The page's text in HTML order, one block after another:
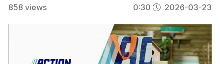
858 views 0:30 2026-03-23